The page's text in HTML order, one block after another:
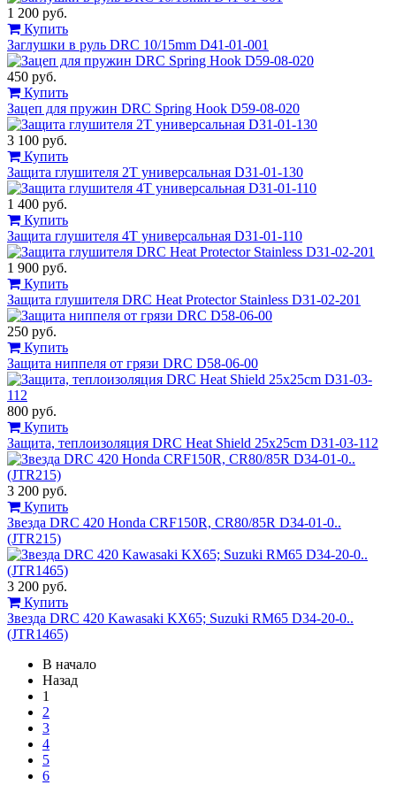
1 200 руб.
Купить
Заглушки в руль DRC 10/15mm D41-01-001
450 руб.
Купить
Зацеп для пружин DRC Spring Hook D59-08-020
3 100 руб.
Купить
Защита глушителя 2Т универсальная D31-01-130
1 400 руб.
Купить
Защита глушителя 4Т универсальная D31-01-110
1 900 руб.
Купить
Защита глушителя DRC Heat Protector Stainless D31-02-201
250 руб.
Купить
Защита ниппеля от грязи DRC D58-06-00
800 руб.
Купить
Защита, теплоизоляция DRC Heat Shield 25x25cm D31-03-112
3 200 руб.
Купить
Звезда DRC 420 Honda CRF150R, CR80/85R D34-01-0..
(JTR215)
3 200 руб.
Купить
Звезда DRC 420 Kawasaki KX65; Suzuki RM65 D34-20-0..
(JTR1465)
В начало
Назад
1
2
3
4
5
6